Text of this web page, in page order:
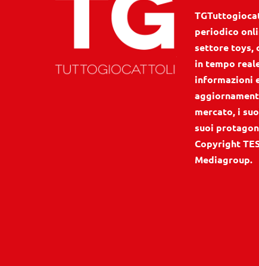
periodico
settore toys,
in tempo
informazioni
mercato, i
suoi
Copyright
Mediagroup.